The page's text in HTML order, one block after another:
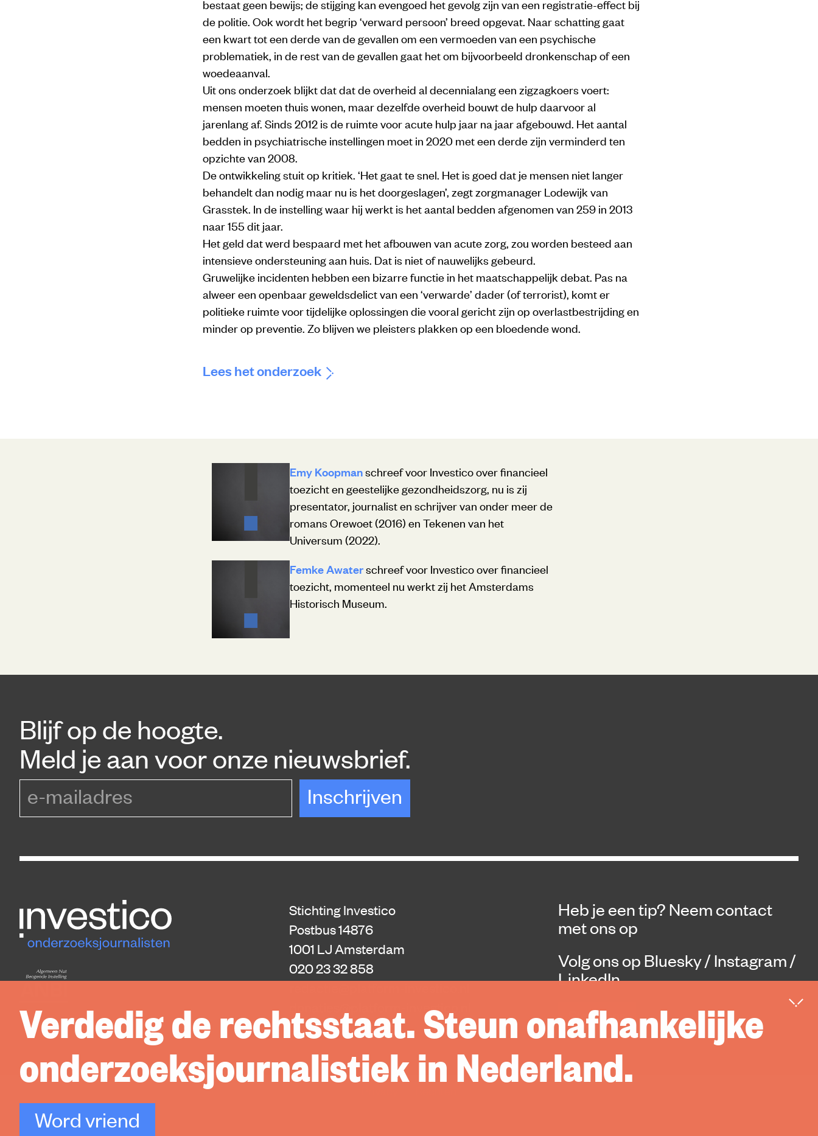
bestaat geen bewijs; de stijging kan evengoed het gevolg zijn van een registratie-effect bij
de politie. Ook wordt het begrip ‘verward persoon’ breed opgevat. Naar schatting gaat
een kwart tot een derde van de gevallen om een vermoeden van een psychische
problematiek, in de rest van de gevallen gaat het om bijvoorbeeld dronkenschap of een
woedeaanval.
Uit ons onderzoek blijkt dat dat de overheid al decennialang een zigzagkoers voert:
mensen moeten thuis wonen, maar dezelfde overheid bouwt de hulp daarvoor al
jarenlang af. Sinds 2012 is de ruimte voor acute hulp jaar na jaar afgebouwd. Het aantal
bedden in psychiatrische instellingen moet in 2020 met een derde zijn verminderd ten
opzichte van 2008.
De ontwikkeling stuit op kritiek. ‘Het gaat te snel. Het is goed dat je mensen niet langer
behandelt dan nodig maar nu is het doorgeslagen’, zegt zorgmanager Lodewijk van
Grasstek. In de instelling waar hij werkt is het aantal bedden afgenomen van 259 in 2013
naar 155 dit jaar.
Het geld dat werd bespaard met het afbouwen van acute zorg, zou worden besteed aan
intensieve ondersteuning aan huis. Dat is niet of nauwelijks gebeurd.
Gruwelijke incidenten hebben een bizarre functie in het maatschappelijk debat. Pas na
alweer een openbaar geweldsdelict van een ‘verwarde’ dader (of terrorist), komt er
politieke ruimte voor tijdelijke oplossingen die vooral gericht zijn op overlastbestrijding en
minder op preventie. Zo blijven we pleisters plakken op een bloedende wond.
Lees het onderzoek
Emy Koopmanschreef voor Investico over financieel
toezicht en geestelijke gezondheidszorg, nu is zij
presentator, journalist en schrijver van onder meer de
romans Orewoet (2016) en Tekenen van het
Universum (2022).
Femke Awaterschreef voor Investico over financieel
toezicht, momenteel nu werkt zij het Amsterdams
Historisch Museum.
Blijf op de hoogte.
Meld je aan voor onze nieuwsbrief.
Inschrijven
Stichting Investico
Postbus 14876
1001 LJ Amsterdam
020 23 32 858
donaties@platform-investico.nl
Donatie annuleren
Heb je een tip? Neem contact
met ons op
Volg ons op Bluesky/Instagram/
LinkedIn
Steun ons
Verdedig de rechtsstaat. Steun onafhankelijke
onderzoeksjournalistiek in Nederland.
Word vriend